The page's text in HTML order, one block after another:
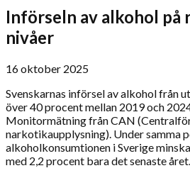
Införseln av alkohol på
nivåer
16 oktober 2025
Svenskarnas införsel av alkohol från
över 40 procent mellan 2019 och
Monitormätning från CAN
narkotikaupplysning). Under samma
alkoholkonsumtionen i Sverige
med 2,2 procent bara det senaste året.